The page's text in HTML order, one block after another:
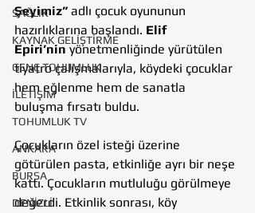
SAĞLIK
KAYNAK GELİŞTİRME
GENÇ TOHUMLUK
İLETİŞİM
TOHUMLUK TV
ANKARA
BURSA
DENİZLİ
Şeyimiz” adlı çocuk oyununun
hazırlıklarına başlandı. Elif
Epiri’nin yönetmenliğinde yürütülen
tiyatro çalışmalarıyla, köydeki çocuklar
hem eğlenme hem de sanatla
buluşma fırsatı buldu.
Çocukların özel isteği üzerine
götürülen pasta, etkinliğe ayrı bir neşe
kattı. Çocukların mutluluğu görülmeye
değerdi. Etkinlik sonrası, köy